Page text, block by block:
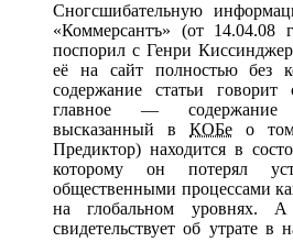
Сногсшибательную
«Коммерсантъ» (от 14.04.08
поспорил с Генри
её на сайтполностьюбез
содержание статьи
главное —содержание
высказанный в КОБе о
Предиктор) находится в
которому он потерял
общественными процессами
на глобальном уровнях. А
свидетельствуетоб утрате в